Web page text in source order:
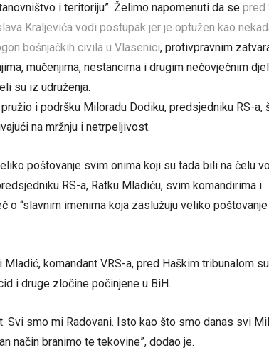
i teritoriju”. Želimo napomenuti da se pred
Kraljevića vodi postupak jer je optužen kao
bošnjačkih civila u Vlasenici, protivpravnim
mučenjima, nestancima i drugim nečovječnim
su iz udruženja.
i podršku Miloradu Dodiku, predsjedniku RS-a,
na mržnju i netrpeljivost.
poštovanje svim onima koji su tada bili na čelu
RS-a, Ratku Mladiću, svim komandirima i
o “slavnim imenima koja zaslužuju veliko
Mladić, komandant VRS-a, pred Haškim tribunalom
i druge zločine počinjene u BiH.
Svi smo mi Radovani. Isto kao što smo danas svi
način branimo te tekovine”, dodao je.